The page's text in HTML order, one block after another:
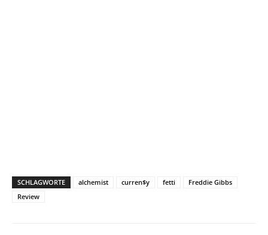
SCHLAGWORTE alchemist curren$y fetti
Freddie Gibbs
Review